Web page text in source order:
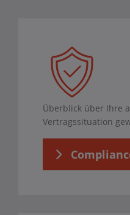
Überblick über Ihre
Vertragssituation